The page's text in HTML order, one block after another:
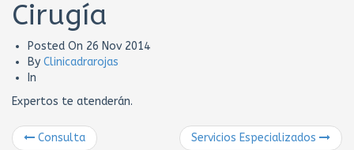
Cirugía
Posted On 26 Nov 2014
By Clinicadrarojas
In
Expertos te atenderán.
Consulta Servicios Especializados